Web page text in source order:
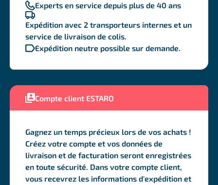
Experts en service depuis plus de 40 ans
Expédition avec 2 transporteurs internes et un
service de livraison de colis.
Expédition neutre possible sur demande.
Compte client ESTARO
Gagnez un temps précieux lors de vos achats !
Créez votre compte et vos données de
livraison et de facturation seront enregistrées
en toute sécurité. Dans votre compte client,
vous recevrez les informations d'expédition et